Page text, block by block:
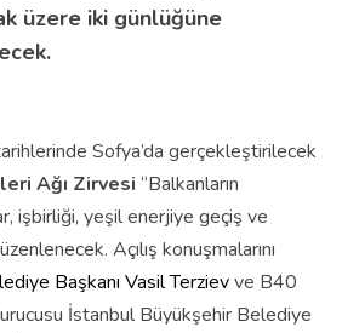
üzere iki günlüğüne
Sofya’da gerçekleştirilecek
Ağı Zirvesi “Balkanların
işbirliği, yeşil enerjiye geçiş ve
Açılış konuşmalarını
Başkanı Vasil Terzievve B40
İstanbul Büyükşehir Belediye